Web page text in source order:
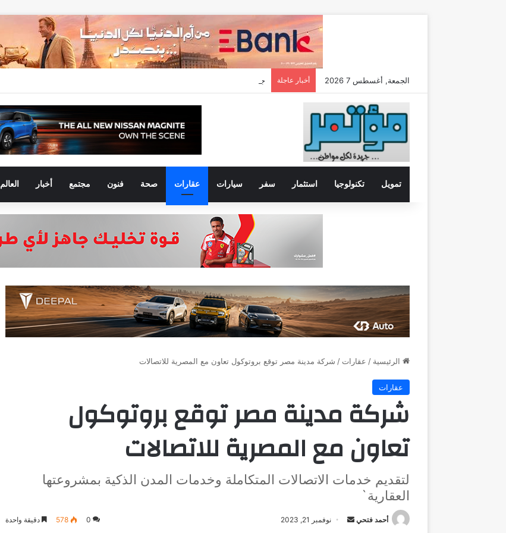
الجمعة, أغسطس 7 2026 أخبار عاجلة
تمويل تكنولوجيا استثمار سفر سيارات عقارات صحة فنون مجتمع أخبار العالم
الرئيسية / عقارات / شركة مدينة مصر توقع بروتوكول تعاون مع المصرية للاتصالات
عقارات
شركة مدينة مصر توقع بروتوكول
تعاون مع المصرية للاتصالات
لتقديم خدمات الاتصالات المتكاملة وخدمات المدن الذكية بمشروعتها
العقارية`
أحمد فتحي
أرسل نوفمبر 21, 2023 0
578 دقيقة واحدة